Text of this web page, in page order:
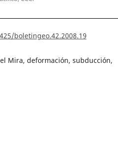
boletingeo.42.2008.19
Mira, deformación, subducción,